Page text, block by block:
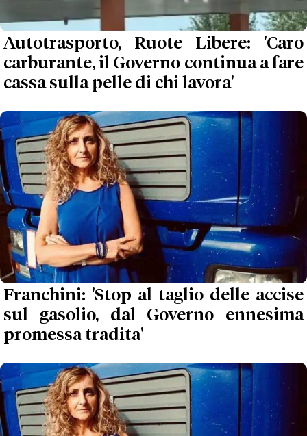
Autotrasporto, Ruote Libere: 'Caro
carburante, il Governo continua a fare
cassa sulla pelle di chi lavora'
Franchini: 'Stop al taglio delle accise
sul gasolio, dal Governo ennesima
promessa tradita'